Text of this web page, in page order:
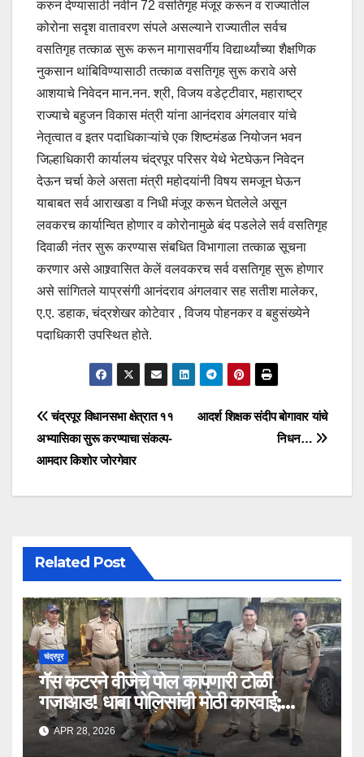
करुन देण्यासाठी नवीन 72 वसतिगृह मंजूर करून व राज्यातील
कोरोना सदृश वातावरण संपले असल्याने राज्यातील सर्वच
वसतिगृह तत्काळ सुरू करून मागासवर्गीय विद्यार्थ्यांच्या शैक्षणिक
नुकसान थांबिविण्यासाठी तत्काळ वसतिगृह सुरू करावे असे
आशयाचे निवेदन मान.नन. श्री, विजय वडेट्टीवार, महाराष्ट्र
राज्याचे बहुजन विकास मंत्री यांना आनंदराव अंगलवार यांचे
नेतृत्वात व इतर पदाधिकाऱ्यांचे एक शिष्टमंडळ नियोजन भवन
जिल्हाधिकारी कार्यालय चंद्रपूर परिसर येथे भेटघेऊन निवेदन
देऊन चर्चा केले असता मंत्री महोदयांनी विषय समजून घेऊन
याबाबत सर्व आराखडा व निधी मंजूर करून घेतलेले असून
लवकरच कार्यान्वित होणार व कोरोनामुळे बंद पडलेले सर्व वसतिगृह
दिवाळी नंतर सुरू करण्यास संबधित विभागाला तत्काळ सूचना
करणार असे आश्र्वासित केलें वलवकरच सर्व वसतिगृह सुरू होणार
असे सांगितले याप्रसंगी आनंदराव अंगलवार सह सतीश मालेकर,
ए.ए. डहाक, चंद्रशेखर कोटेवार , विजय पोहनकर व बहुसंख्येने
पदाधिकारी उपस्थित होते.
आदर्श शिक्षक संदीप बोगावार यांचे
निधन…
चंद्रपूर विधानसभा क्षेत्रात ११
अभ्यासिका सुरू करण्याचा संकल्प-
आमदार किशोर जोरगेवार
Related Post
चंद्रपूर
गॅस कटरने वीजेचे पोल कापणारी टोळी
गजाआड! धाबा पोलिसांची मोठी कारवाई;
१०.८४ लाखांचा मुद्देमाल जप्त
APR 28, 2026